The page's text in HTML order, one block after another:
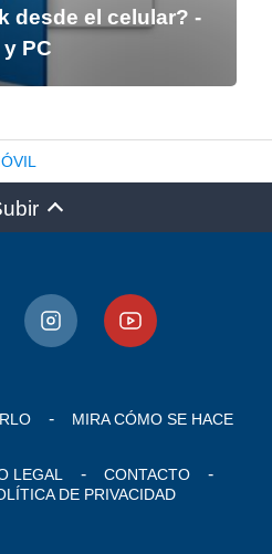
desde el celular? -
PC
MIRA CÓMO SE HACE
LEGAL
CONTACTO
DE PRIVACIDAD